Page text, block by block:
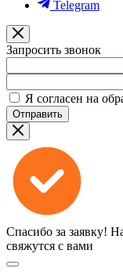
Telegram
Запросить звонок
Я согласен на
Отправить
Спасибо за заявку!
свяжутся с вами